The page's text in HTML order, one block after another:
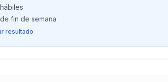
fin de semana
resultado